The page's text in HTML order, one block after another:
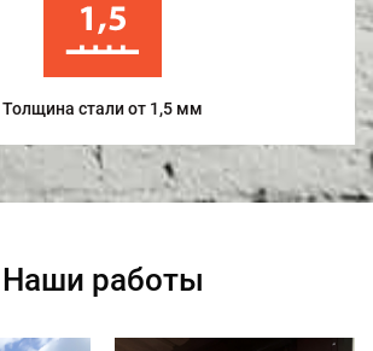
Толщина стали от 1,5 мм
Наши работы